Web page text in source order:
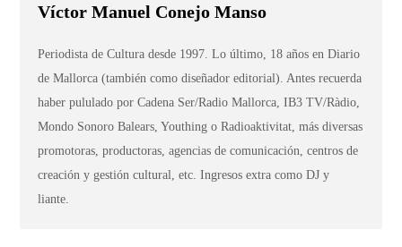
Víctor Manuel Conejo Manso
Periodista de Cultura desde 1997. Lo último, 18 años en Diario
de Mallorca (también como diseñador editorial). Antes recuerda
haber pululado por Cadena Ser/Radio Mallorca, IB3 TV/Ràdio,
Mondo Sonoro Balears, Youthing o Radioaktivitat, más diversas
promotoras, productoras, agencias de comunicación, centros de
creación y gestión cultural, etc. Ingresos extra como DJ y
liante.